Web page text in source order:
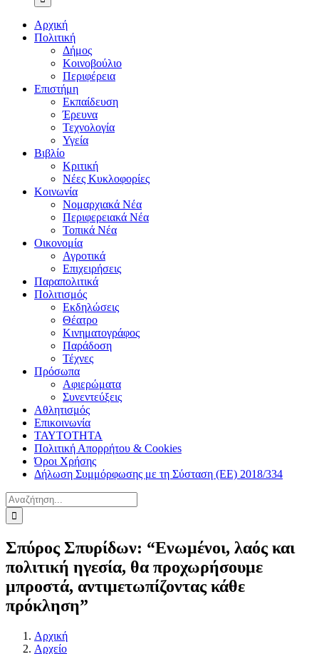
Αρχική
Πολιτική
Δήμος
Κοινοβούλιο
Περιφέρεια
Επιστήμη
Εκπαίδευση
Έρευνα
Τεχνολογία
Υγεία
Βιβλίο
Κριτική
Νέες Κυκλοφορίες
Κοινωνία
Νομαρχιακά Νέα
Περιφερειακά Νέα
Τοπικά Νέα
Οικονομία
Αγροτικά
Επιχειρήσεις
Παραπολιτικά
Πολιτισμός
Εκδηλώσεις
Θέατρο
Κινηματογράφος
Παράδοση
Τέχνες
Πρόσωπα
Αφιερώματα
Συνεντεύξεις
Αθλητισμός
Επικοινωνία
ΤΑΥΤΟΤΗΤΑ
Πολιτική Απορρήτου & Cookies
Όροι Χρήσης
Δήλωση Συμμόρφωσης με τη Σύσταση (ΕΕ) 2018/334
Αναζήτηση
για:
Σπύρος Σπυρίδων: “Ενωμένοι, λαός και
πολιτική ηγεσία, θα προχωρήσουμε
μπροστά, αντιμετωπίζοντας κάθε
πρόκληση”
Αρχική
Αρχείο